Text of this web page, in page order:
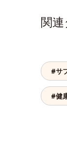
関
#サ
#健